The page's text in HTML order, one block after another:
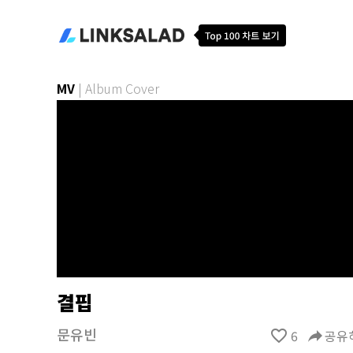
MV | Album Cover
결핍
문유빈 favorite_border 6 reply공유